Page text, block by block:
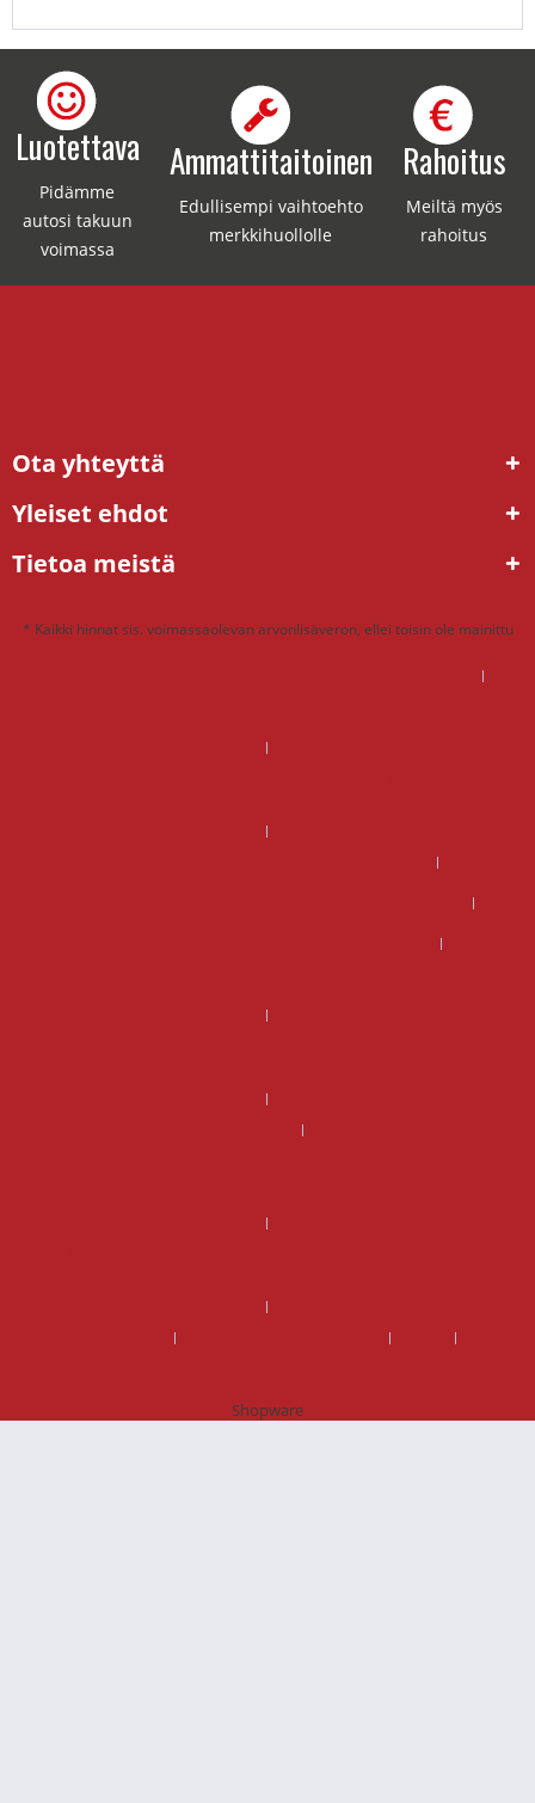
Luotettava
Pidämme
autosi takuun
voimassa
Ammattitaitoinen
Edullisempi vaihtoehto
merkkihuollolle
Rahoitus
Meiltä myös
rahoitus
Ota yhteyttä
Yleiset ehdot
Tietoa meistä
* Kaikki hinnat sis. voimassaolevan arvonlisäveron, ellei toisin ole mainittu
Shopware